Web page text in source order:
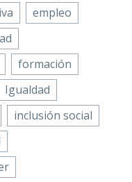
empleo
formación
Igualdad
inclusión social